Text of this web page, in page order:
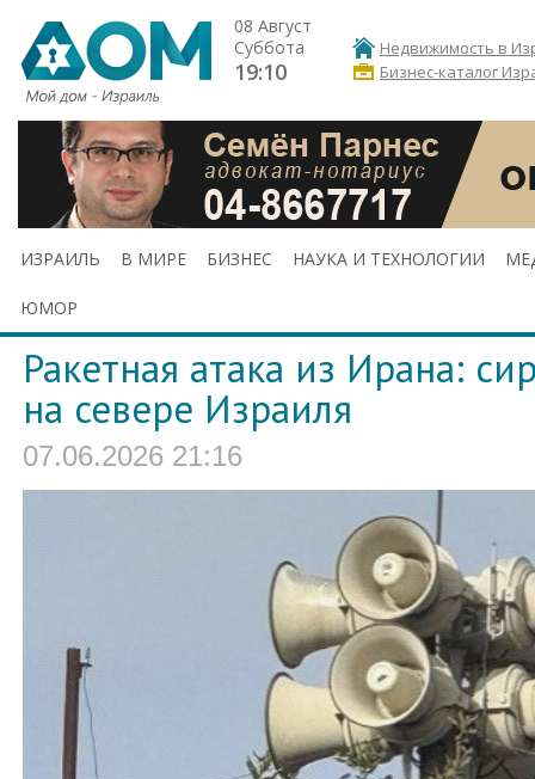
08 Август
Суббота
19:10
Недвижимость в
Бизнес-каталог
ИЗРАИЛЬ В МИРЕ БИЗНЕС НАУКА И ТЕХНОЛОГИИ
ЮМОР
Ракетная атака из Ирана:
на севере Израиля
07.06.2026 21:16